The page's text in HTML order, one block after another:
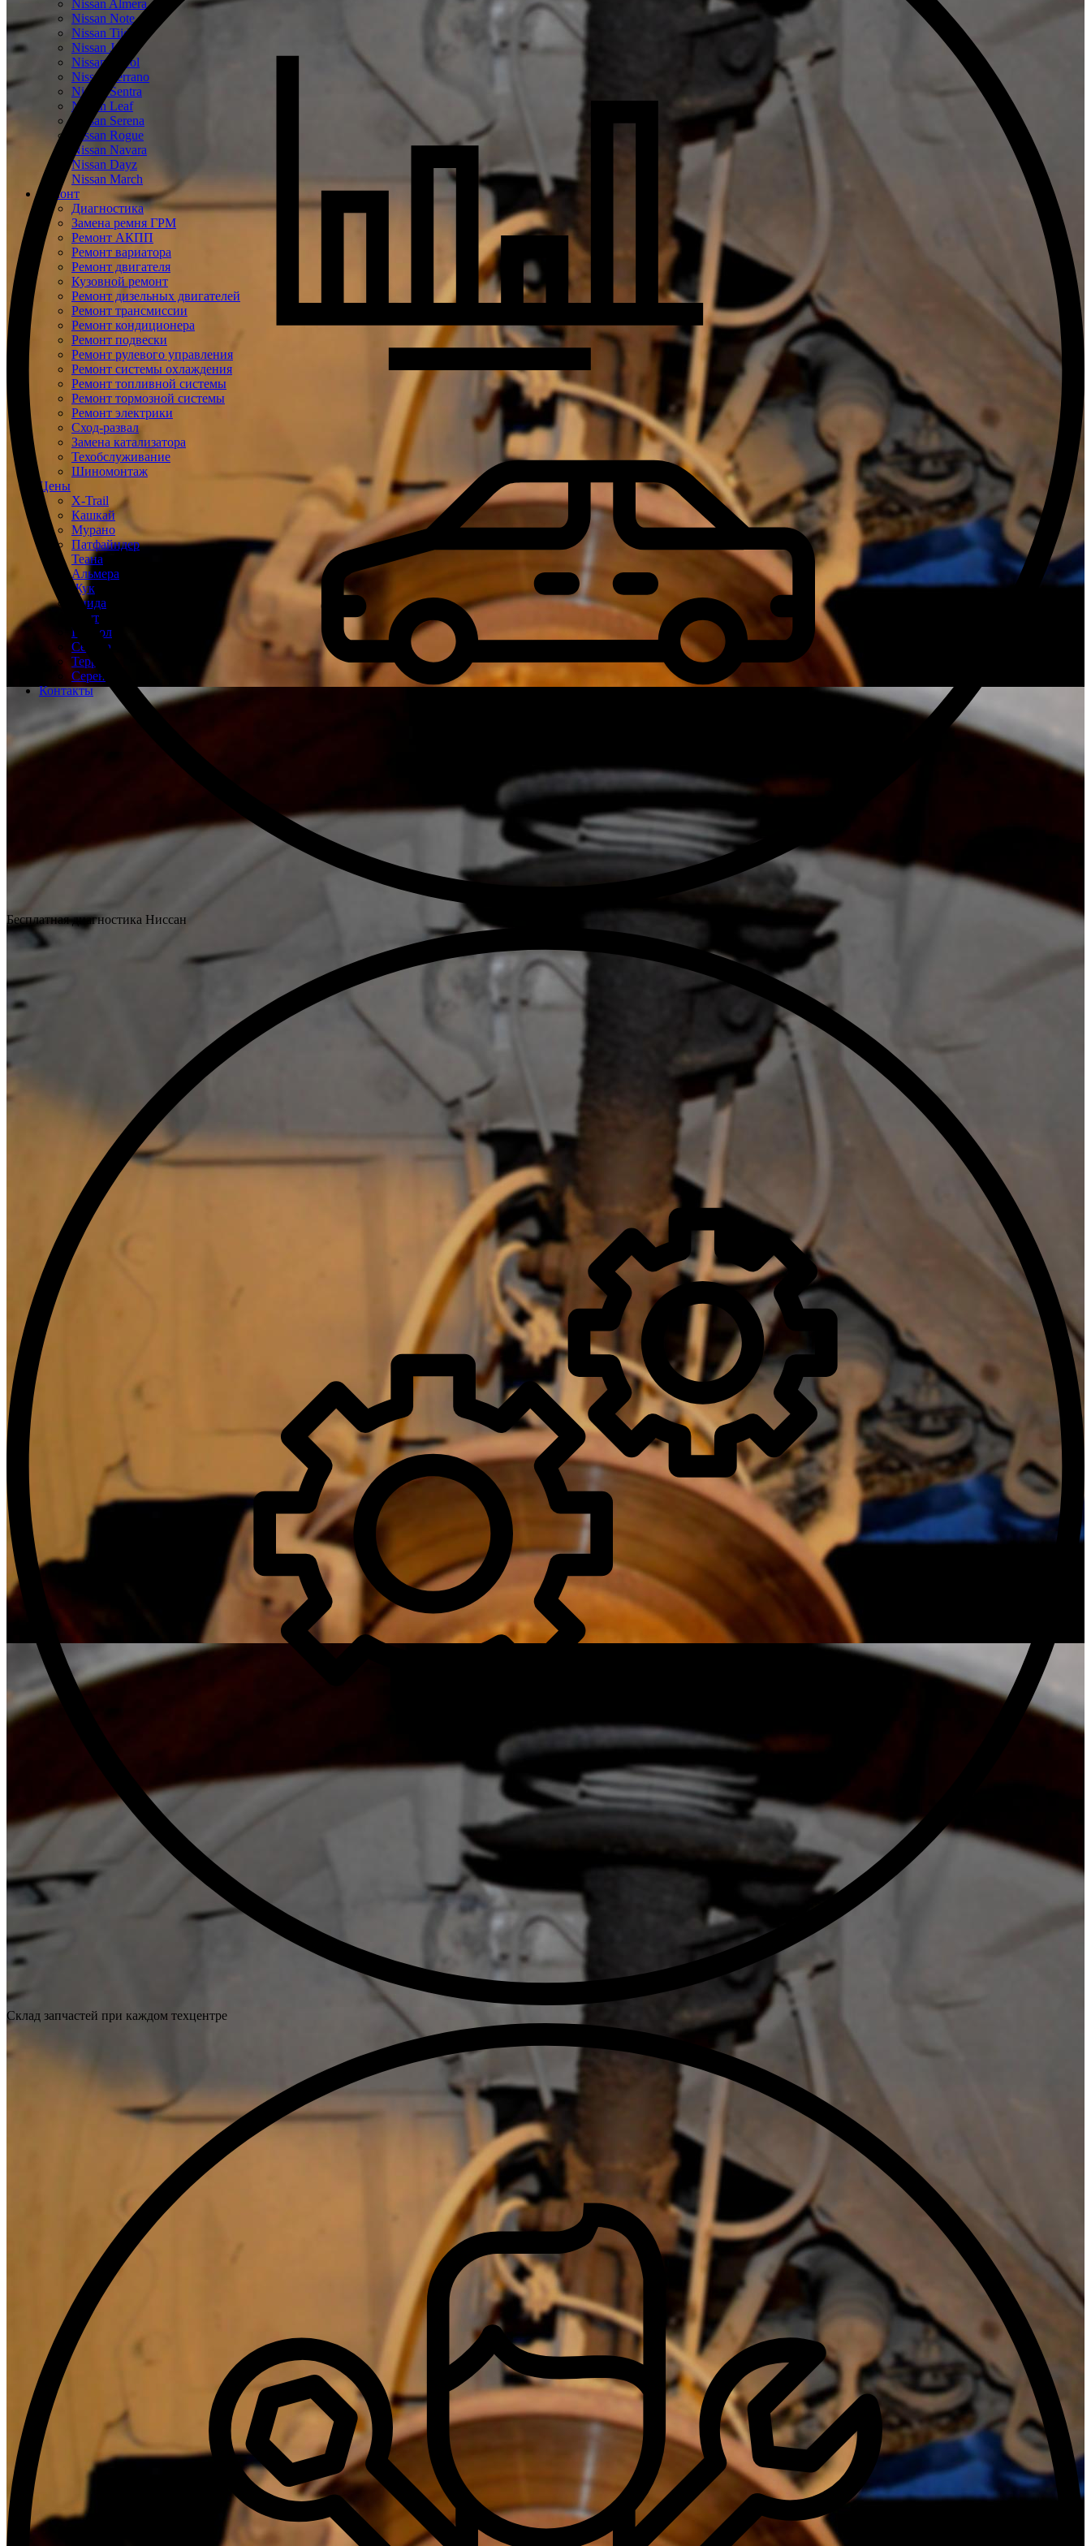
Nissan Almera
Nissan Note
Nissan Tiida
Nissan Juke
Nissan Patrol
Nissan Terrano
Nissan Sentra
Nissan Leaf
Nissan Serena
Nissan Rogue
Nissan Navara
Nissan Dayz
Nissan March
Ремонт
Диагностика
Замена ремня ГРМ
Ремонт АКПП
Ремонт вариатора
Ремонт двигателя
Кузовной ремонт
Ремонт дизельных двигателей
Ремонт трансмиссии
Ремонт кондиционера
Ремонт подвески
Ремонт рулевого управления
Ремонт системы охлаждения
Ремонт топливной системы
Ремонт тормозной системы
Ремонт электрики
Сход-развал
Замена катализатора
Техобслуживание
Шиномонтаж
Цены
X-Trail
Кашкай
Мурано
Патфайндер
Теана
Альмера
Жук
Тиида
Ноут
Патрол
Сентра
Террано
Серена
Контакты
Бесплатная диагностика Ниссан
Склад запчастей при каждом техцентре